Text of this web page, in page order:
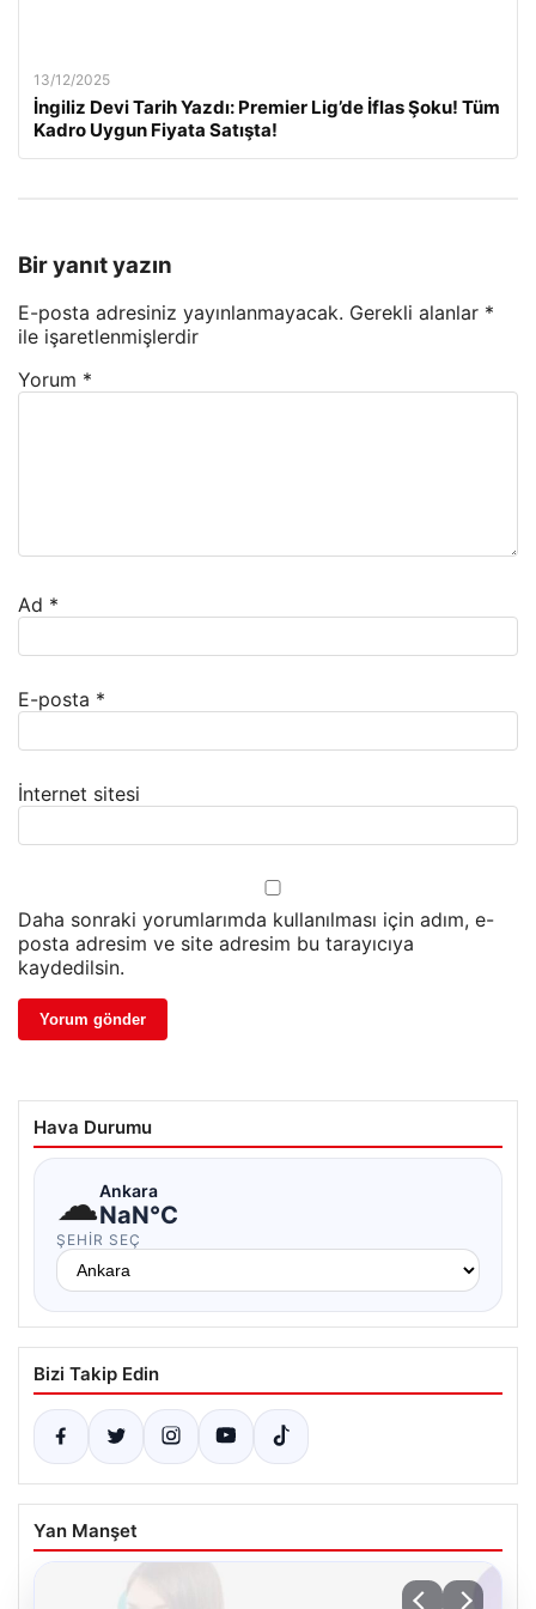
13/12/2025
İngiliz Devi Tarih Yazdı: Premier Lig’de İflas Şoku! Tüm
Kadro Uygun Fiyata Satışta!
Bir yanıt yazın
E-posta adresiniz yayınlanmayacak. Gerekli alanlar *
ile işaretlenmişlerdir
Yorum *
Ad *
E-posta *
İnternet sitesi
Daha sonraki yorumlarımda kullanılması için adım, e-
posta adresim ve site adresim bu tarayıcıya
kaydedilsin.
Hava Durumu
☁Ankara
NaN°C
ŞEHIR SEÇ
Bizi Takip Edin
Yan Manşet